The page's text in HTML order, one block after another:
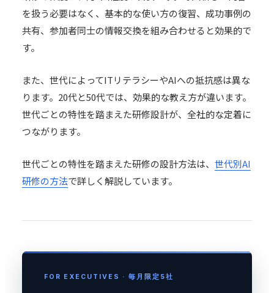
を扱う必要はなく、基本的な使い方の復習、成功事例の
共有、参加者同士の情報交換を組み合わせると効果的で
す。
また、世代によってITリテラシーやAIへの抵抗感は異な
ります。20代と50代では、効果的な教え方が違います。
世代ごとの特性を踏まえた研修設計が、全社的な定着に
つながります。
世代ごとの特性を踏まえた研修の設計方法は、 世代別AI
研修の方法で詳しく解説しています。
FOR EXECUTIVES · 毎月限定5社